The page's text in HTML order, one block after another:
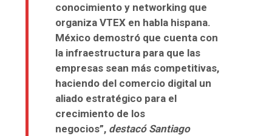
conocimiento y networking que
organiza VTEX en habla hispana.
México demostró que cuenta con
la infraestructura para que las
empresas sean más competitivas,
haciendo del comercio digital un
aliado estratégico para el
crecimiento de los
negocios”, destacó Santiago